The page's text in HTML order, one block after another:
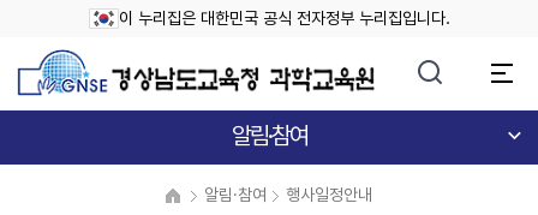
이 누리집은 대한민국 공식 전자정부 누리집입니다.
알림·참여
알림·참여 행사일정안내